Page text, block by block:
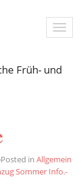
Posted in Allgemein
Sommer Info.-